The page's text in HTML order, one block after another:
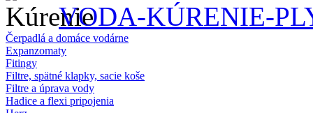
VODA-KÚRENIE-
Čerpadlá a domáce vodárne
Expanzomaty
Fitingy
Filtre, spätné klapky, sacie koše
Filtre a úprava vody
Hadice a flexi pripojenia